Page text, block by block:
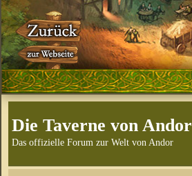
Die Taverne von Andor
Das offizielle Forum zur Welt von Andor